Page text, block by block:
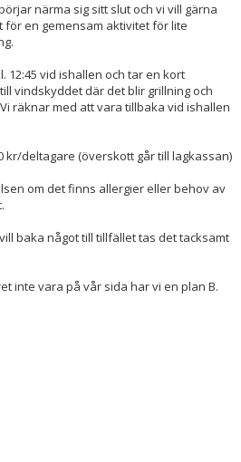
närma sig sitt slut och vi vill gärna
för en gemensam aktivitet för lite
12:45 vid ishallen och tar en kort
vindskyddet där det blir grillning och
räknar med att vara tillbaka vid ishallen
kr/deltagare (överskott går till lagkassan)
om det finns allergier eller behov av
baka något till tillfället tas det tacksamt
inte vara på vår sida har vi en plan B.